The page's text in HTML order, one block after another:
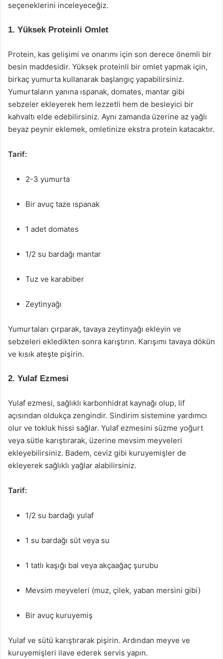
seçeneklerini inceleyeceğiz.
1. Yüksek Proteinli Omlet
Protein, kas gelişimi ve onarımı için son derece önemli bir
besin maddesidir. Yüksek proteinli bir omlet yapmak için,
birkaç yumurta kullanarak başlangıç yapabilirsiniz.
Yumurtaların yanına ıspanak, domates, mantar gibi
sebzeler ekleyerek hem lezzetli hem de besleyici bir
kahvaltı elde edebilirsiniz. Aynı zamanda üzerine az yağlı
beyaz peynir eklemek, omletinize ekstra protein katacaktır.
Tarif:
2-3 yumurta
Bir avuç taze ıspanak
1 adet domates
1/2 su bardağı mantar
Tuz ve karabiber
Zeytinyağı
Yumurtaları çırparak, tavaya zeytinyağı ekleyin ve
sebzeleri ekledikten sonra karıştırın. Karışımı tavaya dökün
ve kısık ateşte pişirin.
2. Yulaf Ezmesi
Yulaf ezmesi, sağlıklı karbonhidrat kaynağı olup, lif
açısından oldukça zengindir. Sindirim sistemine yardımcı
olur ve tokluk hissi sağlar. Yulaf ezmesini süzme yoğurt
veya sütle karıştırarak, üzerine mevsim meyveleri
ekleyebilirsiniz. Badem, ceviz gibi kuruyemişler de
ekleyerek sağlıklı yağlar alabilirsiniz.
Tarif:
1/2 su bardağı yulaf
1 su bardağı süt veya su
1 tatlı kaşığı bal veya akçaağaç şurubu
Mevsim meyveleri (muz, çilek, yaban mersini gibi)
Bir avuç kuruyemiş
Yulaf ve sütü karıştırarak pişirin. Ardından meyve ve
kuruyemişleri ilave ederek servis yapın.